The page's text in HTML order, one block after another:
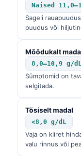
Naised
Sageli
puudus või
Mõõdukalt
8,0–10,9 g/dL
Sümptomid on
selgitada.
Tõsiselt madal
<8,0 g/dL
Vaja on kiiret
valu rinnus või